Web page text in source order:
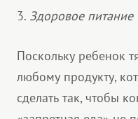
3. Здоровое питание
Поскольку ребенок
любому продукту,
сделать так, чтобы